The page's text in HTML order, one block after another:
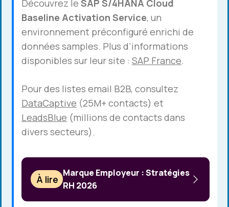
Découvrez le SAP S/4HANA Cloud
Baseline Activation Service, un
environnement préconfiguré enrichi de
données samples. Plus d’informations
disponibles sur leur site : SAP France.
Pour des listes email B2B, consultez
DataCaptive (25M+ contacts) et
LeadsBlue (millions de contacts dans
divers secteurs).
À lire
Marque Employeur : Stratégies
RH 2026